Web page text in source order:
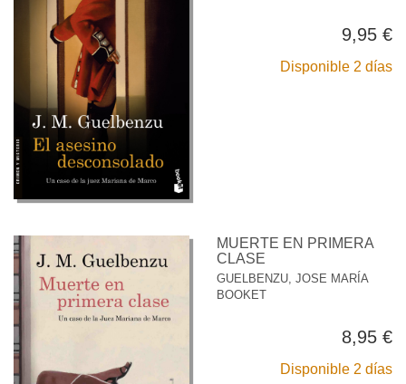
9,95 €
Disponible 2 días
MUERTE EN PRIMERA
CLASE
GUELBENZU, JOSE MARÍA
BOOKET
8,95 €
Disponible 2 días